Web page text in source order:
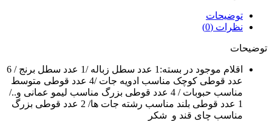
توضیحات
نظرات (0)
توضیحات
اقلام موجود در بسته:1 عدد سطل زباله /1 عدد سطل برنج / 6
عدد قوطی کوچک مناسب ادویه جات /4 عدد قوطی متوسط
مناسب حبوبات / 4 عدد قوطی بزرگ مناسب لیمو عمانی و../
1 عدد قوطی بلند مناسب رشته جات ها/ 2 عدد قوطی بزرگ
مناسب چای قند و شکر